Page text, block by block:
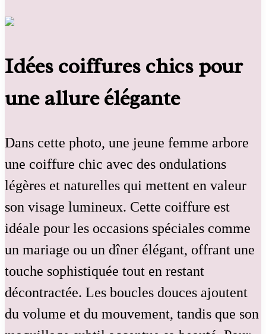
Idées coiffures chics pour
une allure élégante
Dans cette photo, une jeune femme arbore
une coiffure chic avec des ondulations
légères et naturelles qui mettent en valeur
son visage lumineux. Cette coiffure est
idéale pour les occasions spéciales comme
un mariage ou un dîner élégant, offrant une
touche sophistiquée tout en restant
décontractée. Les boucles douces ajoutent
du volume et du mouvement, tandis que son